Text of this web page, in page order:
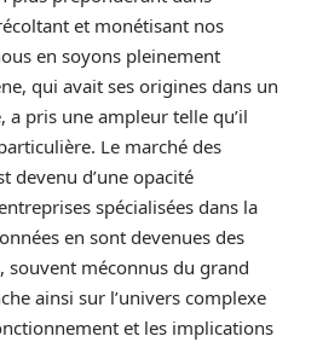
et monétisant nos
en soyons pleinement
qui avait ses origines dans un
pris une ampleur telle qu’il
Le marché des
devenu d’une opacité
spécialisées dans la
en sont devenues des
souvent méconnus du grand
ainsi sur l’univers complexe
et les implications